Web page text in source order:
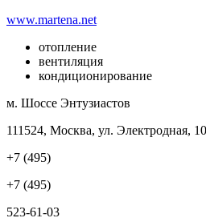
www.martena.net
отопление
вентиляция
кондиционирование
м. Шоссе Энтузиастов
111524, Москва, ул. Электродная, 10
+7 (495)
+7 (495)
523-61-03